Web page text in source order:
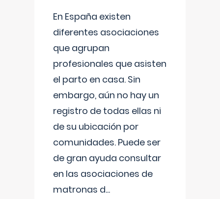
En España existen
diferentes asociaciones
que agrupan
profesionales que asisten
el parto en casa. Sin
embargo, aún no hay un
registro de todas ellas ni
de su ubicación por
comunidades. Puede ser
de gran ayuda consultar
en las asociaciones de
matronas d...